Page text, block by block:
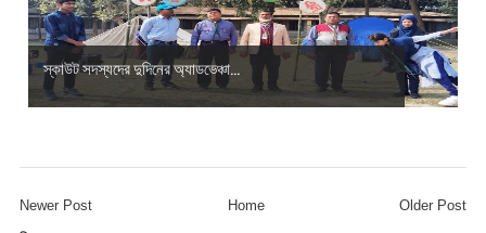
স্কাউট সদস্যদের দুদিনের অ্যাডভেঞ্চা...
Newer Post Older Post
Home